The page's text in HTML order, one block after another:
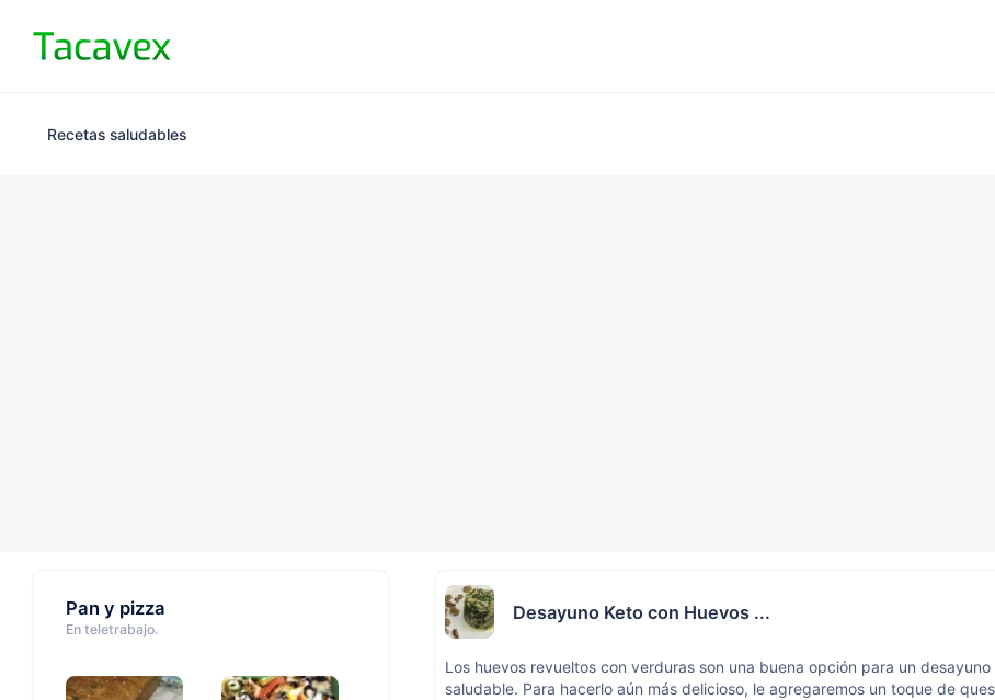
Recetas saludables
Pan y pizza
En teletrabajo.
Desayuno Keto con Huevos ...
Los huevos revueltos con verduras son una buena opción para un
saludable. Para hacerlo aún más delicioso, le agregaremos un toque de